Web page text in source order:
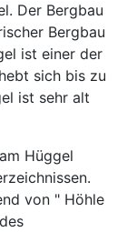
Der Bergbau
Bergbau
ist einer der
sich bis zu
ist sehr alt
Hüggel
von " Höhle